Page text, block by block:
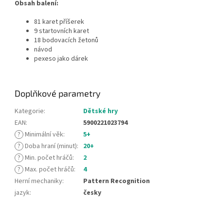
Obsah balení:
81 karet příšerek
9 startovních karet
18 bodovacích žetonů
návod
pexeso jako dárek
Doplňkové parametry
Kategorie:
Dětské hry
EAN:
5900221023794
? Minimální věk:
5+
? Doba hraní (minut): 20+
? Min. počet hráčů:
2
? Max. počet hráčů:
4
Herní mechaniky:
Pattern Recognition
jazyk: česky